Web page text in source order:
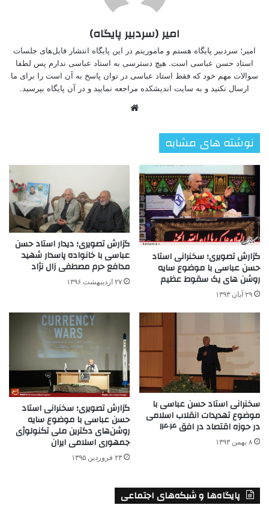
امیر (سردبیر پایگاه)
امیر؛ سردبیر پایگاه هستم و ماموریتم در این پایگاه انتشار فایل‌های جلسات
استاد حسن عباسی است. هیچ دسترسی به استاد عباسی ندارم پس لطفا
سوالات مهم خود که فقط استاد عباسی در توان پاسخ به آن است را برای ما
ارسال نکنید و به سایت اندیشکده مراجعه نمایید و در آن پایگاه بپرسید.
نوشته های مشابه
گزارش تصویری؛ سخنرانی استاد
حسن عباسی با موضوع سایه
روشن های یک سقوط عظیم
۲۹ آبان ۱۳۹۳
گزارش تصویری؛ دیدار استاد حسن
عباسی با خانواده پاسدار شهید
مدافع حرم مصطفی زال نژاد
۲۷ اردیبهشت ۱۳۹۶
سخنرانی استاد حسن عباسی با
موضوع تهدیدات انقلاب اسلامی
در حوزه اقتصاد در افق ۱۴۰۴
۸ بهمن ۱۳۹۳
گزارش تصویری؛ سخنرانی استاد
حسن عباسی با موضوع سایه
روشن‌های دکترین ملی تکنولوژی
جمهوری اسلامی‌ ایران
۲۳ فروردین ۱۳۹۵
پایگاه‌ها و شبکه‌های اجتماعی